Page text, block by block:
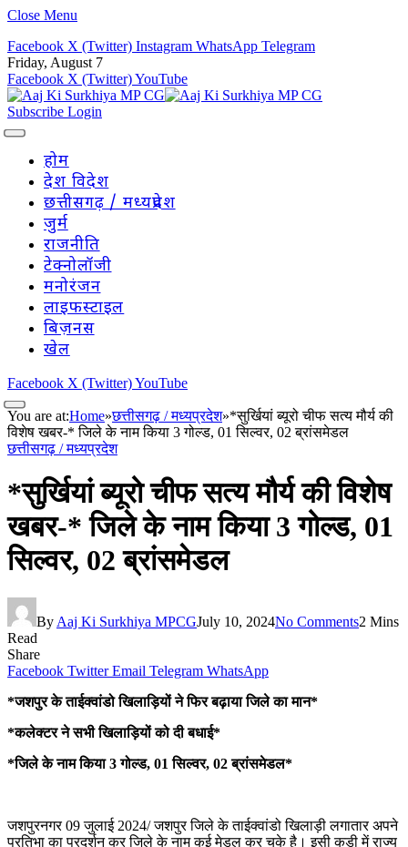
Close Menu
Facebook X (Twitter) Instagram WhatsApp Telegram
Friday, August 7
Facebook X (Twitter)YouTube
Subscribe Login
होम
देश विदेश
छत्तीसगढ़ / मध्यप्रदेश
जुर्म
राजनीति
टेक्नोलॉजी
मनोरंजन
लाइफस्टाइल
बिज़नस
खेल
Facebook X (Twitter)YouTube
You are at:Home»छत्तीसगढ़ / मध्यप्रदेश»*सुर्खियां ब्यूरो चीफ सत्य मौर्य की
विशेष खबर-* जिले के नाम किया 3 गोल्ड, 01 सिल्वर, 02 ब्रांसमेडल
छत्तीसगढ़ / मध्यप्रदेश
*सुर्खियां ब्यूरो चीफ सत्य मौर्य की विशेष
खबर-* जिले के नाम किया 3 गोल्ड, 01
सिल्वर, 02 ब्रांसमेडल
By Aaj Ki Surkhiya MPCGJuly 10, 2024No Comments2 Mins
Read
Share
Facebook Twitter Email Telegram WhatsApp
*जशपुर के ताईक्वांडो खिलाड़ियों ने फिर बढ़ाया जिले का मान*
*कलेक्टर ने सभी खिलाड़ियों को दी बधाई*
*जिले के नाम किया 3 गोल्ड, 01 सिल्वर, 02 ब्रांसमेडल*
जशपुरनगर 09 जुलाई 2024/ जशपुर जिले के ताईक्वांडो खिलाड़ी लगातार अपने
प्रतिभा का प्रदर्शन कर जिले के नाम कई मेडल कर चुके है। इसी कड़ी में राज्य